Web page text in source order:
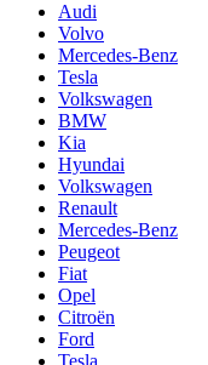
Audi
Volvo
Mercedes-Benz
Tesla
Volkswagen
BMW
Kia
Hyundai
Volkswagen
Renault
Mercedes-Benz
Peugeot
Fiat
Opel
Citroën
Ford
Tesla